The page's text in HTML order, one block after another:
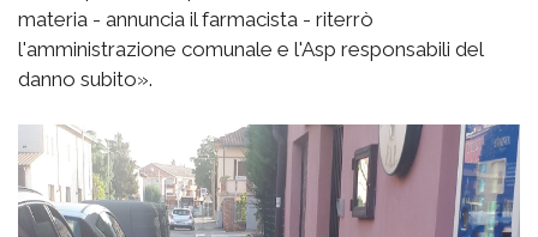
materia - annuncia il farmacista - riterrò
l'amministrazione comunale e l'Asp responsabili del
danno subito».